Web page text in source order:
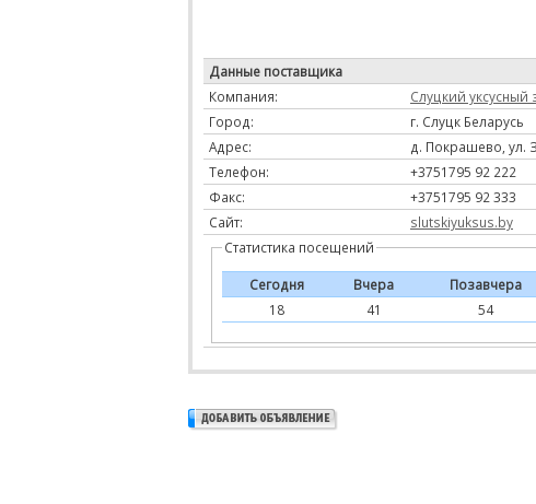
Данные поставщика
Компания:
Слуцкий
Город:
г. Слуцк Беларусь
Адрес:
д. Покрашево, ул.
Телефон:
+3751795 92 222
Факс:
+3751795 92 333
Сайт:
slutskiyuksus.by
Статистика посещений
Сегодня Вчера Позавчера
18
41 54